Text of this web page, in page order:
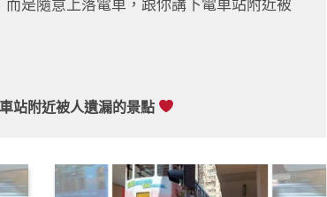
是隨意上落電車，跟你講下電車站附近被
站附近被人遺漏的景點